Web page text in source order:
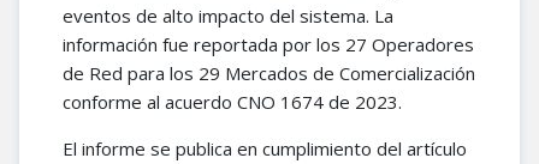
eventos de alto impacto del sistema. La
información fue reportada por los 27 Operadores
de Red para los 29 Mercados de Comercialización
conforme al acuerdo CNO 1674 de 2023.
El informe se publica en cumplimiento del artículo